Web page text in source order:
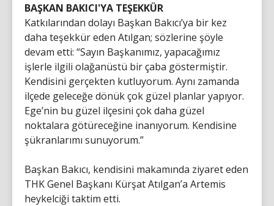
BAŞKAN BAKICI'YA TEŞEKKÜR
Katkılarından dolayı Başkan Bakıcı’ya bir kez
daha teşekkür eden Atılgan; sözlerine şöyle
devam etti: “Sayın Başkanımız, yapacağımız
işlerle ilgili olağanüstü bir çaba göstermiştir.
Kendisini gerçekten kutluyorum. Aynı zamanda
ilçede geleceğe dönük çok güzel planlar yapıyor.
Ege’nin bu güzel ilçesini çok daha güzel
noktalara götüreceğine inanıyorum. Kendisine
şükranlarımı sunuyorum.”
Başkan Bakıcı, kendisini makamında ziyaret eden
THK Genel Başkanı Kürşat Atılgan’a Artemis
heykelciği taktim etti.